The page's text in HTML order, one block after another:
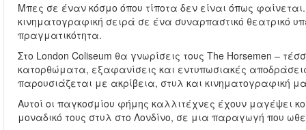
Μπες σε έναν κόσμο όπου τίποτα δεν είναι όπως
κινηματογραφική σειρά σε ένα συναρπαστικό θεατρικό
πραγματικότητα.
Στο London Coliseum θα γνωρίσεις τους The Horsemen –
κατορθώματα, εξαφανίσεις και εντυπωσιακές
παρουσιάζεται με ακρίβεια, στυλ και κινηματογραφική
Αυτοί οι παγκοσμίου φήμης καλλιτέχνες έχουν μαγέψει
μοναδικό τους στυλ στο Λονδίνο, σε μια παραγωγή που